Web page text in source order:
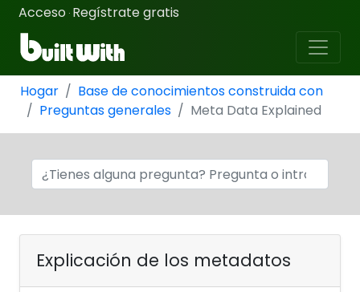
Acceso · Regístrate gratis
Hogar
Base de conocimientos construida con
Preguntas generales
Meta Data Explained
Explicación de los metadatos